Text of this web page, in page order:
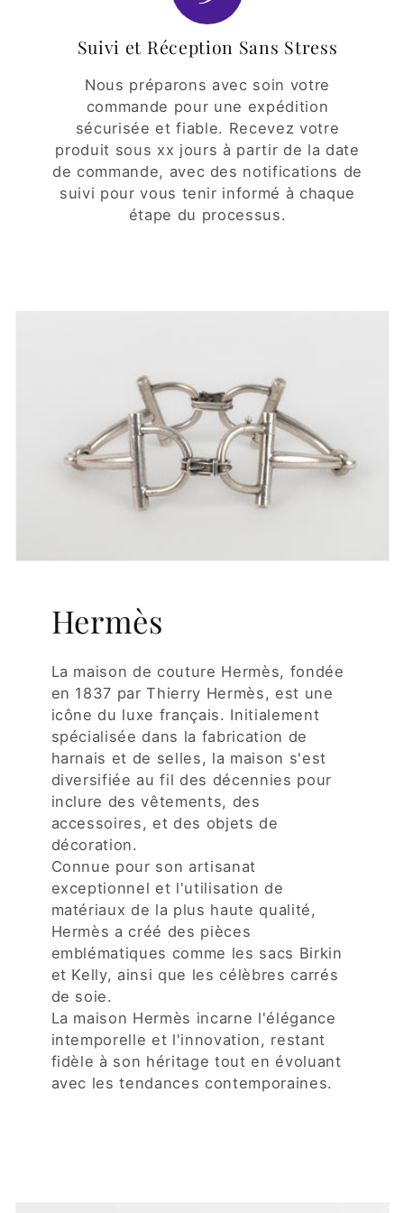
Suivi et Réception Sans Stress
Nous préparons avec soin votre
commande pour une expédition
sécurisée et fiable. Recevez votre
produit sous xx jours à partir de la date
de commande, avec des notifications de
suivi pour vous tenir informé à chaque
étape du processus.
Hermès
La maison de couture Hermès, fondée
en 1837 par Thierry Hermès, est une
icône du luxe français. Initialement
spécialisée dans la fabrication de
harnais et de selles, la maison s'est
diversifiée au fil des décennies pour
inclure des vêtements, des
accessoires, et des objets de
décoration.
Connue pour son artisanat
exceptionnel et l'utilisation de
matériaux de la plus haute qualité,
Hermès a créé des pièces
emblématiques comme les sacs Birkin
et Kelly, ainsi que les célèbres carrés
de soie.
La maison Hermès incarne l'élégance
intemporelle et l'innovation, restant
fidèle à son héritage tout en évoluant
avec les tendances contemporaines.